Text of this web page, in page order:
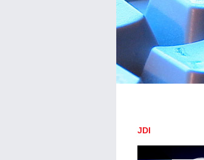
JDI
vidéo